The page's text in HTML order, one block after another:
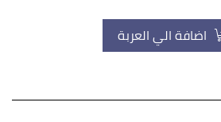
اضافة الي العربة